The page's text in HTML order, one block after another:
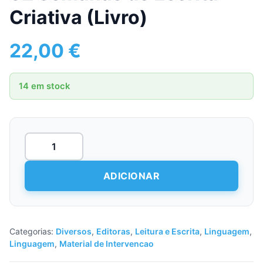
Criativa (Livro)
22,00 €
14 em stock
Quantidade
52
de
ADICIONAR
Categorias: Diversos, Editoras, Leitura e Escrita, Linguagem,
Linguagem, Material de Intervencao